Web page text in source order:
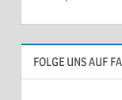
FOLGE UNS AUF